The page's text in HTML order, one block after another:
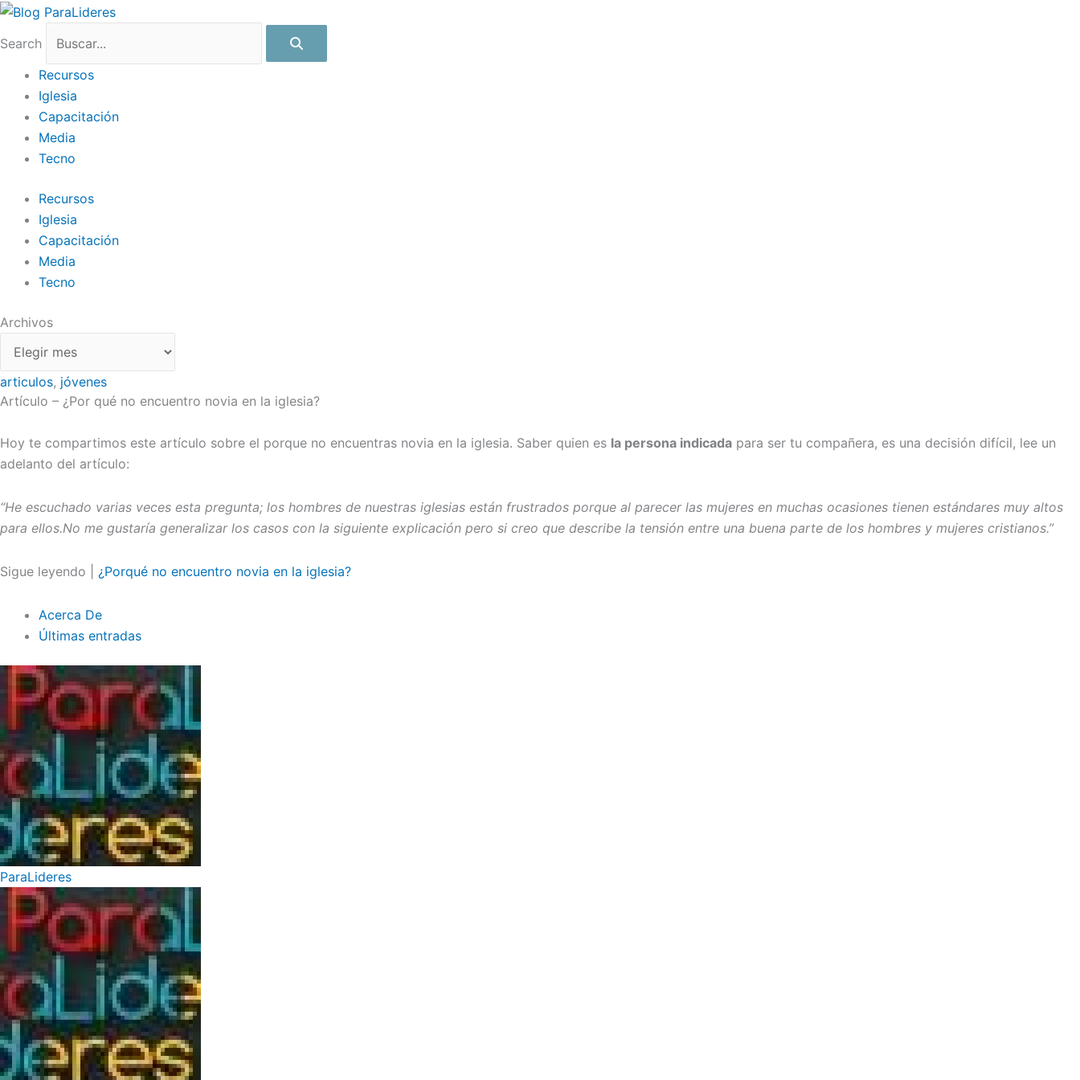
Ir
contenido
Search
Recursos
Iglesia
Capacitación
Media
Tecno
Recursos
Iglesia
Capacitación
Media
Tecno
Archivos
Archivos
articulos, jóvenes
Artículo – ¿Por qué no encuentro novia en la iglesia?
Hoy te compartimos este artículo sobre el porque no encuentras novia en la iglesia. Saber quien es la persona indicada para ser tu compañera, es una decisión difícil, lee un
adelanto del artículo:
“He escuchado varias veces esta pregunta; los hombres de nuestras iglesias están frustrados porque al parecer las mujeres en muchas ocasiones tienen estándares muy altos
para ellos.No me gustaría generalizar los casos con la siguiente explicación pero si creo que describe la tensión entre una buena parte de los hombres y mujeres cristianos.”
Sigue leyendo | ¿Porqué no encuentro novia en la iglesia?
Acerca De
Últimas entradas
ParaLideres